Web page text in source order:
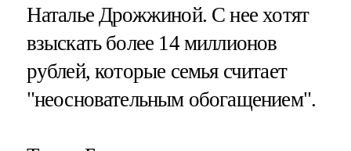
Наталье Дрожжиной. С нее хотят
взыскать более 14 миллионов
рублей, которые семья считает
"неосновательным обогащением".